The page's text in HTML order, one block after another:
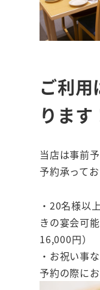
ご利
ります
当店は事前
予約承ってお
・20名様以
きの宴会可
16,000円）
・お祝い事
予約の際に